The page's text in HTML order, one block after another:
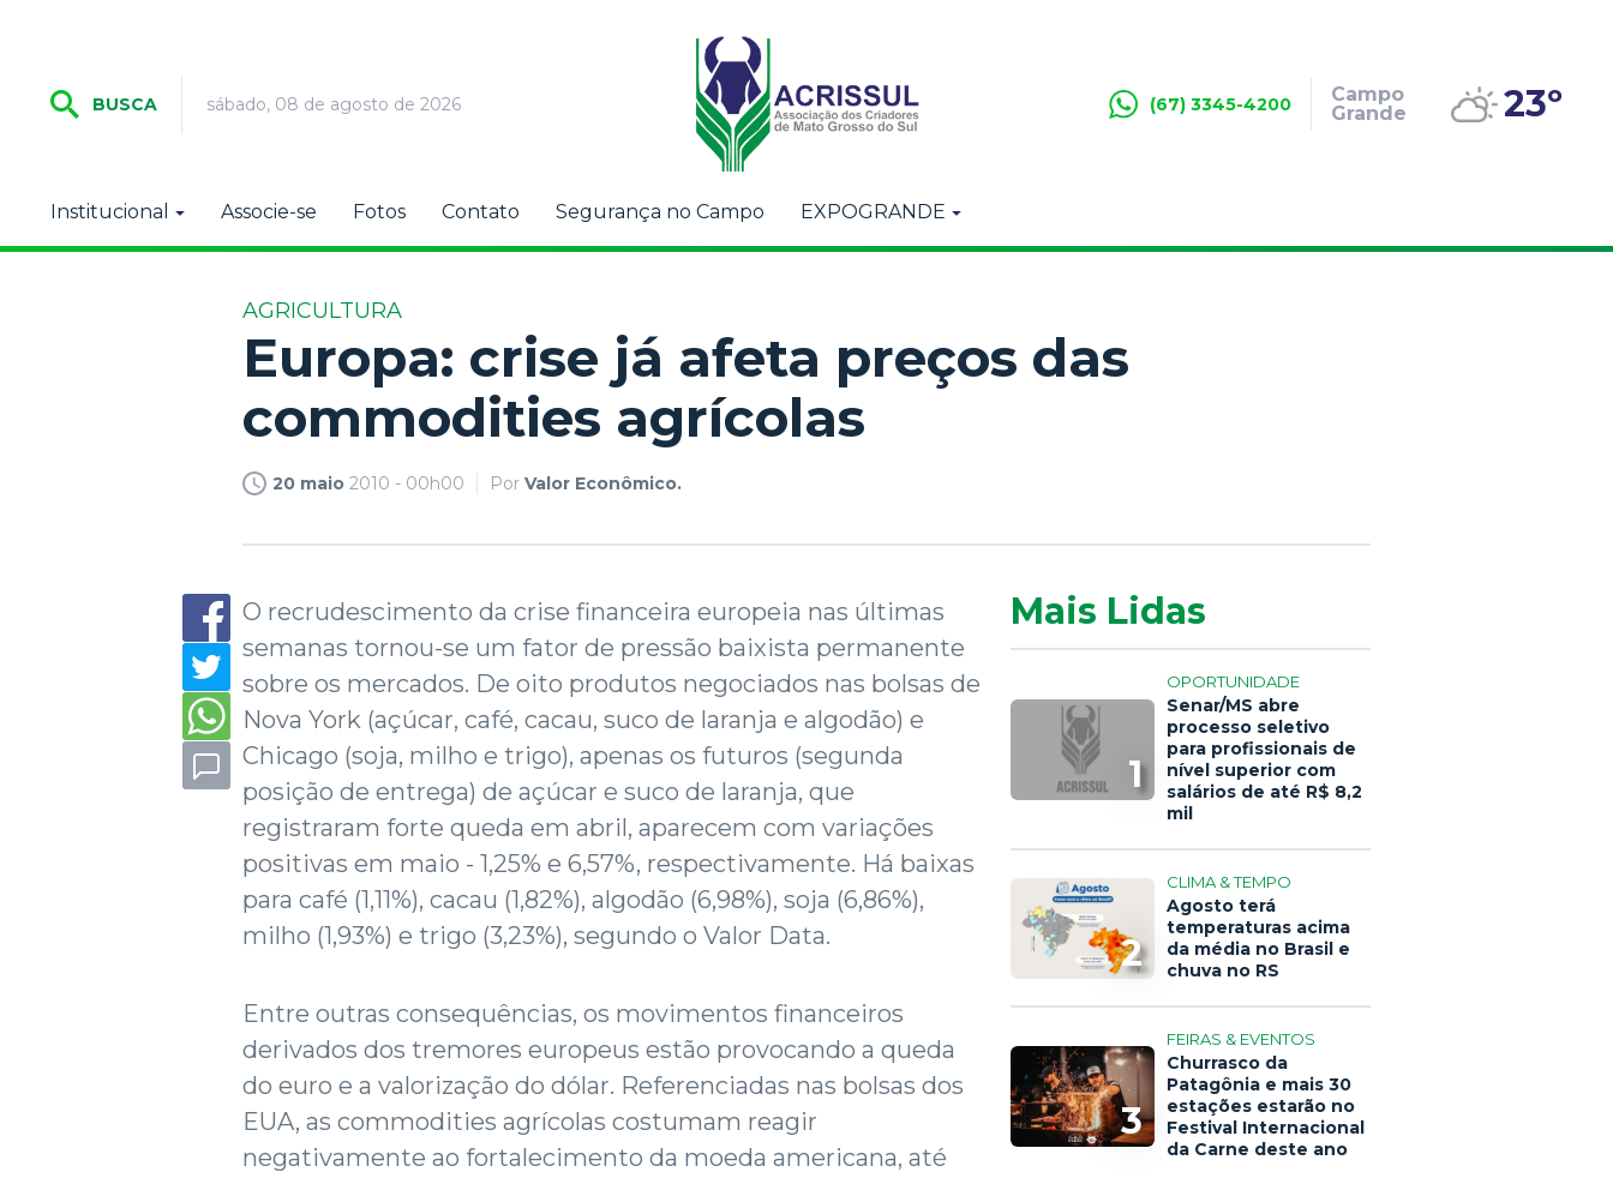
BUSCA sábado, 08 de agosto de 2026 (67) 3345-4200
Campo
Grande
23º
Institucional Associe-se Fotos Contato Segurança no Campo EXPOGRANDE
AGRICULTURA
Europa: crise já afeta preços das
commodities agrícolas
20 maio 2010 - 00h00 Por Valor Econômico.
O recrudescimento da crise financeira europeia nas últimas
semanas tornou-se um fator de pressão baixista permanente
sobre os mercados. De oito produtos negociados nas bolsas de
Nova York (açúcar, café, cacau, suco de laranja e algodão) e
Chicago (soja, milho e trigo), apenas os futuros (segunda
posição de entrega) de açúcar e suco de laranja, que
registraram forte queda em abril, aparecem com variações
positivas em maio - 1,25% e 6,57%, respectivamente. Há baixas
para café (1,11%), cacau (1,82%), algodão (6,98%), soja (6,86%),
milho (1,93%) e trigo (3,23%), segundo o Valor Data.
Entre outras consequências, os movimentos financeiros
derivados dos tremores europeus estão provocando a queda
do euro e a valorização do dólar. Referenciadas nas bolsas dos
EUA, as commodities agrícolas costumam reagir
negativamente ao fortalecimento da moeda americana, até
Mais Lidas
1
OPORTUNIDADE
Senar/MS abre
processo seletivo
para profissionais de
nível superior com
salários de até R$ 8,2
mil
2
CLIMA & TEMPO
Agosto terá
temperaturas acima
da média no Brasil e
chuva no RS
3
FEIRAS & EVENTOS
Churrasco da
Patagônia e mais 30
estações estarão no
Festival Internacional
da Carne deste ano